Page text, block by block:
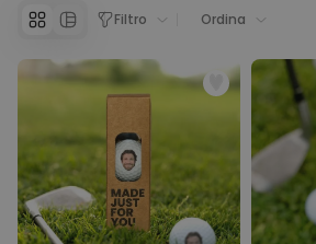
Personalizzabile
Calzini Personalizzati con
Animale Domestico
34,99 €
Fiat 500 Portaoggetti
Filtro Ordina